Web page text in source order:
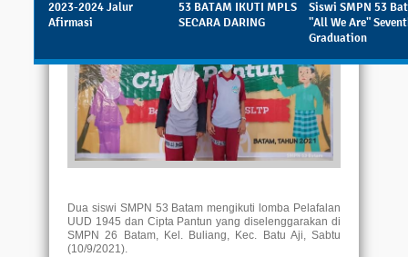
2023-2024 Jalur
Afirmasi
53 BATAM IKUTI MPLS
SECARA DARING
Siswi SMPN 53
"All We Are"
Graduation
Dua siswi SMPN 53 Batam mengikuti lomba Pelafalan
UUD 1945 dan Cipta Pantun yang diselenggarakan di
SMPN 26 Batam, Kel. Buliang, Kec.
Batu Aji, Sabtu
(10/9/2021).